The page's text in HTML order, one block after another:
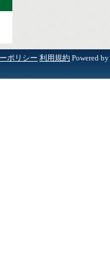
ポリシー 利用規約 Powered by